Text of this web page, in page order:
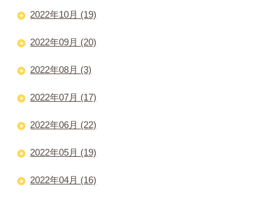
2022年10月 (19)
2022年09月 (20)
2022年08月 (3)
2022年07月 (17)
2022年06月 (22)
2022年05月 (19)
2022年04月 (16)